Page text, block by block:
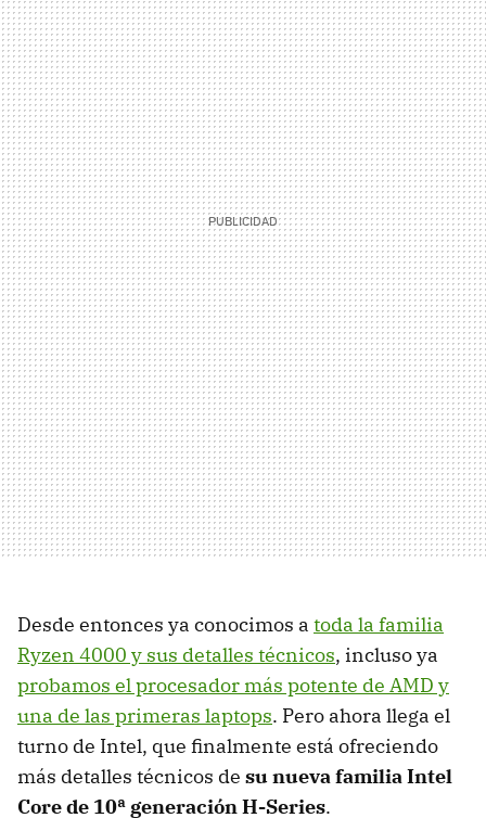
Desde entonces ya conocimos a toda la familia
Ryzen 4000 y sus detalles técnicos, incluso ya
probamos el procesador más potente de AMD y
una de las primeras laptops. Pero ahora llega el
turno de Intel, que finalmente está ofreciendo
más detalles técnicos de su nueva familia Intel
Core de 10ª generación H-Series.